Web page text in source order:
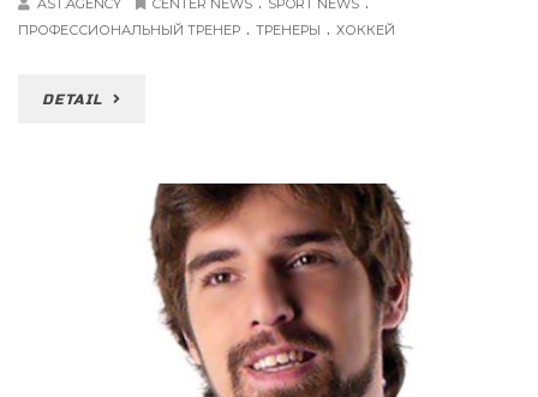
AST.AGENCY CENTER NEWS SPORT NEWS
ПРОФЕССИОНАЛЬНЫЙ ТРЕНЕР . ТРЕНЕРЫ . ХОККЕЙ
DETAIL